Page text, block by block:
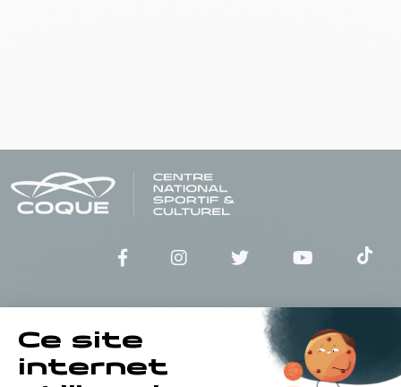
Horaires d'ouverture du batiment de la Coque :
Lundi - vendredi : 06h30 - 22h00